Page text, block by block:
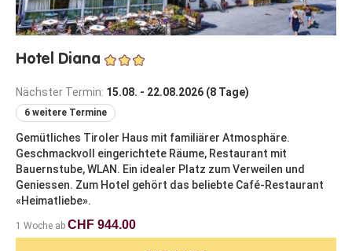
Hotel Diana
Nächster Termin: 15.08. - 22.08.2026 (8 Tage)
6 weitere Termine
Gemütliches Tiroler Haus mit familiärer Atmosphäre.
Geschmackvoll eingerichtete Räume, Restaurant mit
Bauernstube, WLAN. Ein idealer Platz zum Verweilen und
Geniessen. Zum Hotel gehört das beliebte Café-Restaurant
«Heimatliebe».
1 Woche ab CHF 944.00